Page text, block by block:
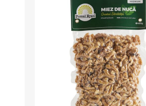
товар
имеет
несколько
вариаций.
Опции
можно
выбрать
на